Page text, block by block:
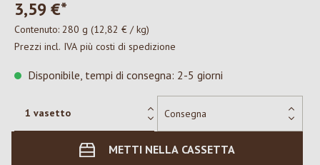
3,59 €*
Contenuto: 280 g (12,82 € / kg)
Prezzi incl. IVA più costi di spedizione
Disponibile, tempi di consegna: 2-5 giorni
METTI NELLA CASSETTA